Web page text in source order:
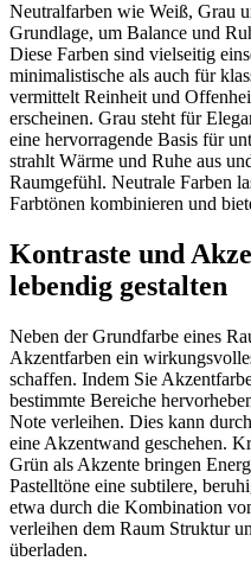
Neutralfarben wie Weiß, Grau
Grundlage, um Balance und
Diese Farben sind vielseitig
minimalistische als auch für
vermittelt Reinheit und
erscheinen. Grau steht für
eine hervorragende Basis für
strahlt Wärme und Ruhe aus
Raumgefühl. Neutrale Farben
Farbtönen kombinieren und
Kontraste und
lebendig gestalten
Neben der Grundfarbe eines
Akzentfarben ein
schaffen. Indem Sie
bestimmte Bereiche
Note verleihen. Dies kann
eine Akzentwand geschehen.
Grün als Akzente bringen
Pastelltöne eine subtilere,
etwa durch die Kombination
verleihen dem Raum Struktur
überladen.